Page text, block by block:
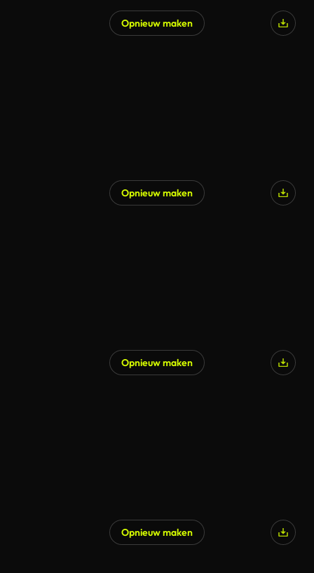
Opnieuw maken
Opnieuw maken
Opnieuw maken
Opnieuw maken